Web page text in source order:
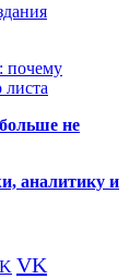
почему
листа
не
аналитику и
VK